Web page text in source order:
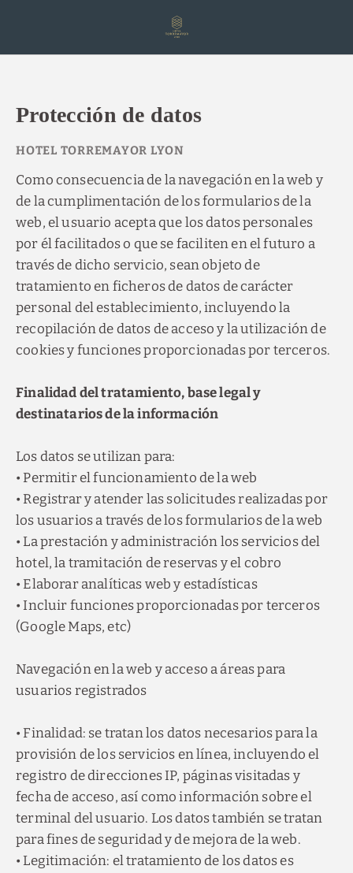
Protección de datos
Como consecuencia de la navegación en la web y
de la cumplimentación de los formularios de la
web, el usuario acepta que los datos personales
por él facilitados o que se faciliten en el futuro a
través de dicho servicio, sean objeto de
tratamiento en ficheros de datos de carácter
personal del establecimiento, incluyendo la
recopilación de datos de acceso y la utilización de
cookies y funciones proporcionadas por terceros.
Finalidad del tratamiento, base legal y
destinatarios de la información
Los datos se utilizan para:
• Permitir el funcionamiento de la web
• Registrar y atender las solicitudes realizadas por
los usuarios a través de los formularios de la web
• La prestación y administración los servicios del
hotel, la tramitación de reservas y el cobro
• Elaborar analíticas web y estadísticas
• Incluir funciones proporcionadas por terceros
(Google Maps, etc)
Navegación en la web y acceso a áreas para
usuarios registrados
• Finalidad: se tratan los datos necesarios para la
provisión de los servicios en línea, incluyendo el
registro de direcciones IP, páginas visitadas y
fecha de acceso, así como información sobre el
terminal del usuario. Los datos también se tratan
para fines de seguridad y de mejora de la web.
• Legitimación: el tratamiento de los datos es